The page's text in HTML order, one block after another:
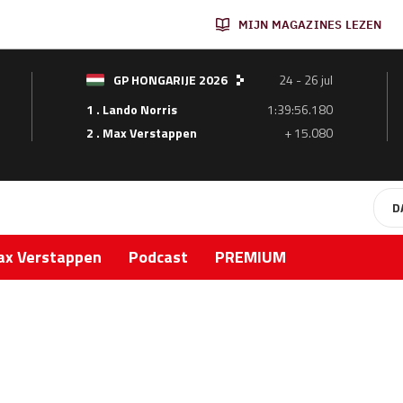
MIJN MAGAZINES LEZEN
GP HONGARIJE 2026
24 - 26 jul
1 . Lando Norris
1:39:56.180
2 . Max Verstappen
+ 15.080
Verstappen Podcast PREMIUM